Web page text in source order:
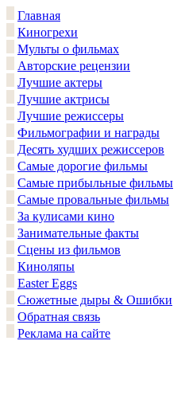
Главная
Киногрехи
Мульты о фильмах
Авторские рецензии
Лучшие актеры
Лучшие актрисы
Лучшие режиссеры
Фильмографии и награды
Десять худших режиссеров
Самые дорогие фильмы
Самые прибыльные фильмы
Самые провальные фильмы
За кулисами кино
Занимательные факты
Сцены из фильмов
Киноляпы
Easter Eggs
Сюжетные дыры & Ошибки
Обратная связь
Реклама на сайте